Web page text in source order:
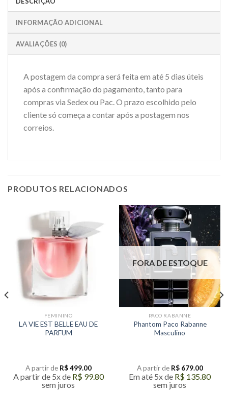
INFORMAÇÃO ADICIONAL
AVALIAÇÕES (0)
A postagem da compra será feita em até 5 dias úteis
após a confirmação do pagamento, tanto para
compras via Sedex ou Pac. O prazo escolhido pelo
cliente só começa a contar após a postagem nos
correios.
PRODUTOS RELACIONADOS
FEMININO
LA VIE EST BELLE EAU DE
PARFUM
A partir de R$499.00
A partir de 5x de R$99.80
sem juros
FORA DE ESTOQUE
PACO RABANNE
Phantom Paco Rabanne
Masculino
A partir de R$679.00
Em até 5x de R$ 135.80
sem juros